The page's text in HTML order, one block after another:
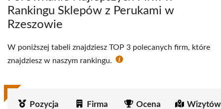
Rankingu Sklepów z Perukami w
Rzeszowie
W poniższej tabeli znajdziesz TOP 3 polecanych firm, które
znajdziesz w naszym rankingu.
Pozycja Firma Ocena